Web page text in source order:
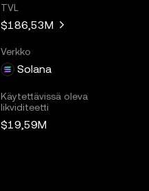
TVL
$186,53M
Verkko
Solana
Käytettävissä oleva
likviditeetti
$19,59M